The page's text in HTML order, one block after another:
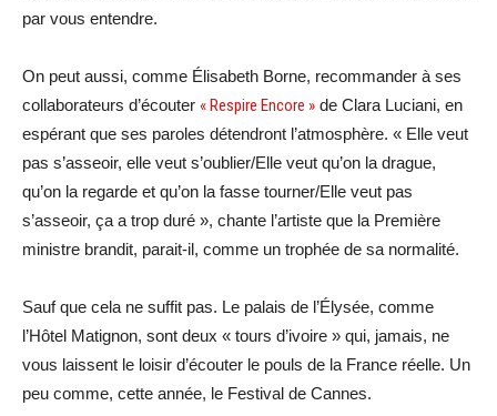
par vous entendre.
On peut aussi, comme Élisabeth Borne, recommander à ses
collaborateurs d’écouter « Respire Encore » de Clara Luciani, en
espérant que ses paroles détendront l’atmosphère. « Elle veut
pas s’asseoir, elle veut s’oublier/Elle veut qu’on la drague,
qu’on la regarde et qu’on la fasse tourner/Elle veut pas
s’asseoir, ça a trop duré », chante l’artiste que la Première
ministre brandit, parait-il, comme un trophée de sa normalité.
Sauf que cela ne suffit pas. Le palais de l’Élysée, comme
l’Hôtel Matignon, sont deux « tours d’ivoire » qui, jamais, ne
vous laissent le loisir d’écouter le pouls de la France réelle. Un
peu comme, cette année, le Festival de Cannes.